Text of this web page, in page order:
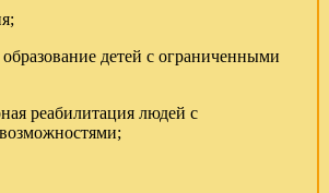
детей с ограниченными
реабилитация людей с